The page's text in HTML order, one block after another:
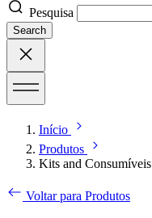
Pesquisa
Search
Início
Produtos
Kits and Consumíveis
Voltar para Produtos